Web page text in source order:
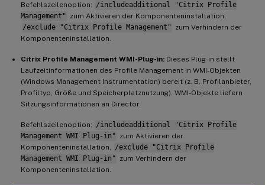
Befehlszeilenoption: /includeadditional "Citrix Profile
Management" zum Aktivieren der Komponenteninstallation,
/exclude "Citrix Profile Management" zum Verhindern der
Komponenteninstallation.
Citrix Profile Management WMI-Plug-in: Dieses Plug-in stellt
Laufzeitinformationen des Profile Management in WMI-Objekten
(Windows Management Instrumentation) bereit (z. B. Profilanbieter,
Profiltyp, Größe und Speicherplatznutzung). WMI-Objekte liefern
Sitzungsinformationen an Director.
Befehlszeilenoption: /includeadditional "Citrix Profile
Management WMI Plug-in" zum Aktivieren der
Komponenteninstallation, /exclude "Citrix Profile
Management WMI Plug-in" zum Verhindern der
Komponenteninstallation.